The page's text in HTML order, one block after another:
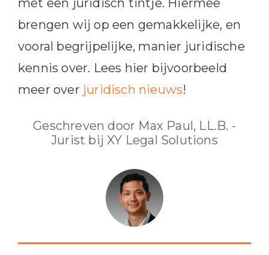
met een juridisch tintje. Hiermee
brengen wij op een gemakkelijke, en
vooral begrijpelijke, manier juridische
kennis over. Lees hier bijvoorbeeld
meer over juridisch nieuws!
Geschreven door Max Paul, LL.B. -
Jurist bij XY Legal Solutions